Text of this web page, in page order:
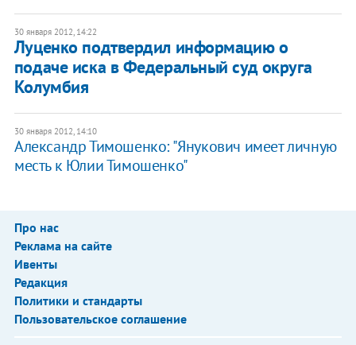
30 января 2012, 14:22
Луценко подтвердил информацию о
подаче иска в Федеральный суд округа
Колумбия
30 января 2012, 14:10
Александр Тимошенко: "Янукович имеет личную
месть к Юлии Тимошенко"
Про нас
Реклама на сайте
Ивенты
Редакция
Политики и стандарты
Пользовательское соглашение